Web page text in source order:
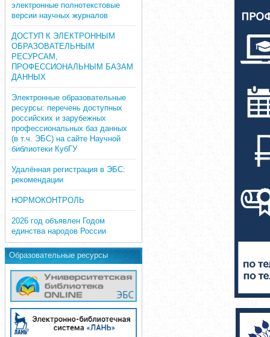
электронные полнотекстовые
версии научных журналов
ДОСТУП К ЭЛЕКТРОННЫМ
ОБРАЗОВАТЕЛЬНЫМ
РЕСУРСАМ,
ПРОФЕССИОНАЛЬНЫМ БАЗАМ
ДАННЫХ
Электронные образовательные
ресурсы: перечень доступных
российских и зарубежных
профессиональных баз данных
(в т.ч. ЭБС) на сайте Научной
библиотеки КубГУ
Удалённая регистрация в ЭБС:
рекомендации
НОРМОКОНТРОЛЬ
2026 год объявлен Годом
единства народов России
Образовательные ресурсы